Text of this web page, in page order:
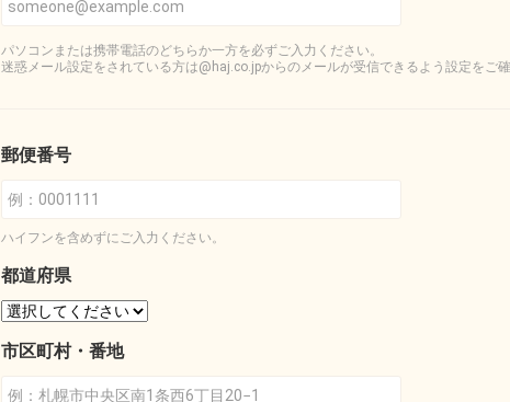
パソコンまたは携帯電話のどちらか一方を必ずご入力ください。
迷惑メール設定をされている方は@haj.co.jpからのメールが受信できるよう設定をご確
郵便番号
ハイフンを含めずにご入力ください。
都道府県
市区町村・番地